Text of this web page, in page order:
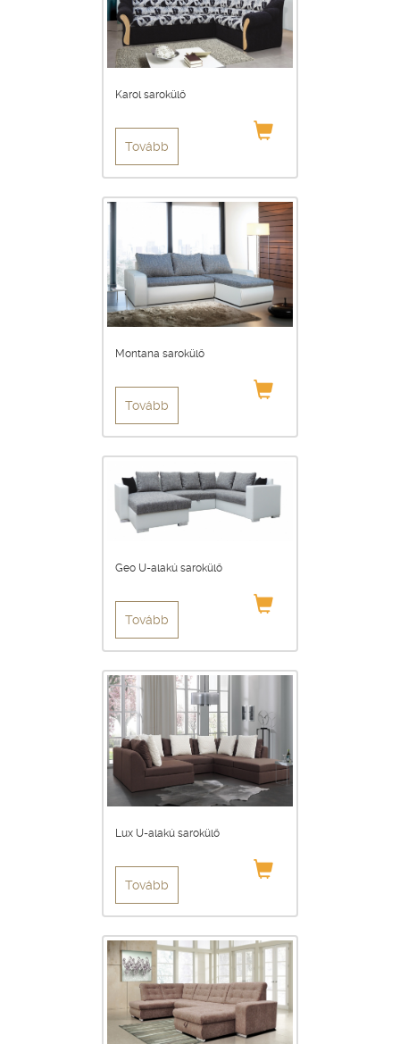
Karol sarokülő
Tovább
Montana sarokülő
Tovább
Geo U-alakú sarokülő
Tovább
Lux U-alakú sarokülő
Tovább